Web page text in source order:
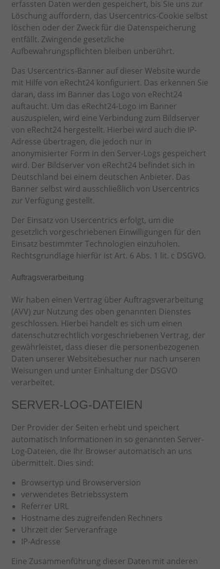
erfassten Daten werden gespeichert, bis Sie uns zur
Löschung auffordern, das Usercentrics-Cookie selbst
löschen oder der Zweck für die Datenspeicherung
entfällt. Zwingende gesetzliche
Aufbewahrungspflichten bleiben unberührt.
Das Usercentrics-Banner auf dieser Website wurde
mit Hilfe von eRecht24 konfiguriert. Das erkennen Sie
daran, dass im Banner das Logo von eRecht24
auftaucht. Um das eRecht24-Logo im Banner
auszuspielen, wird eine Verbindung zum Bildserver
von eRecht24 hergestellt. Hierbei wird auch die IP-
Adresse übertragen, die jedoch nur in
anonymisierter Form in den Server-Logs gespeichert
wird. Der Bildserver von eRecht24 befindet sich in
Deutschland bei einem deutschen Anbieter. Das
Banner selbst wird ausschließlich von Usercentrics
zur Verfügung gestellt.
Der Einsatz von Usercentrics erfolgt, um die
gesetzlich vorgeschriebenen Einwilligungen für den
Einsatz bestimmter Technologien einzuholen.
Rechtsgrundlage hierfür ist Art. 6 Abs. 1 lit. c DSGVO.
Auftragsverarbeitung
Wir haben einen Vertrag über Auftragsverarbeitung
(AVV) zur Nutzung des oben genannten Dienstes
geschlossen. Hierbei handelt es sich um einen
datenschutzrechtlich vorgeschriebenen Vertrag, der
gewährleistet, dass dieser die personenbezogenen
Daten unserer Websitebesucher nur nach unseren
Weisungen und unter Einhaltung der DSGVO
verarbeitet.
SERVER-LOG-DATEIEN
Der Provider der Seiten erhebt und speichert
automatisch Informationen in so genannten Server-
Log-Dateien, die Ihr Browser automatisch an uns
übermittelt. Dies sind:
Browsertyp und Browserversion
verwendetes Betriebssystem
Referrer URL
Hostname des zugreifenden Rechners
Uhrzeit der Serveranfrage
IP-Adresse
Eine Zusammenführung dieser Daten mit anderen